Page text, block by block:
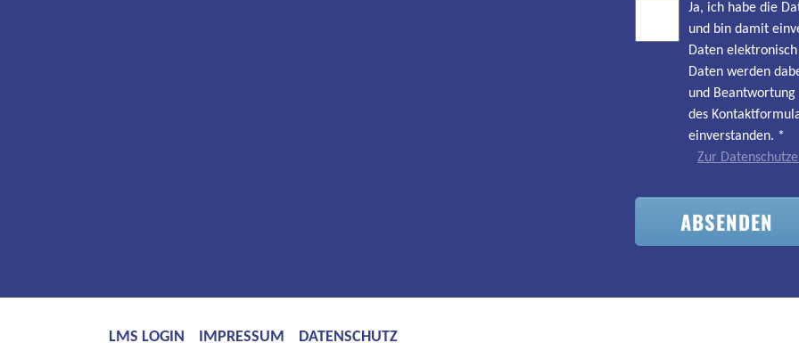
Ja, ich habe die
und bin damit
Daten
Daten werden
und
des
einverstanden. *
Zur
ABSENDEN
LMS LOGIN IMPRESSUM DATENSCHUTZ